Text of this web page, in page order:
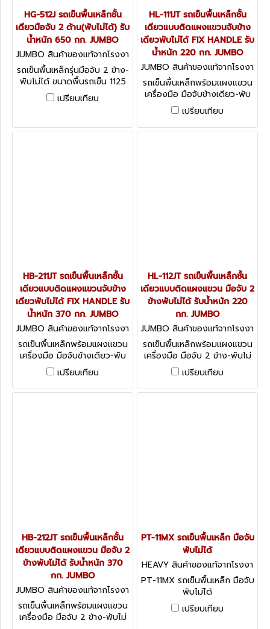
HG-512J รถเข็นพื้นเหล็กชั้น
เดียวมือจับ 2 ด้าน(พับไม่ได้) รับ
น้ำหนัก 650 กก. JUMBO
JUMBO สินค้าของแท้จากโรงงา
นผู้ผลิต HG-512J
รถเข็นพื้นเหล็กรุ่นมือจับ 2 ข้าง-
พับไม่ได้ ขนาดพื้นรถเข็น 1125
x 720 มม.
เปรียบเทียบ
HL-111JT รถเข็นพื้นเหล็กชั้น
เดียวแบบติดแผงแขวนจับข้าง
เดียวพับไม่ได้ FIX HANDLE รับ
น้ำหนัก 220 กก. JUMBO
JUMBO สินค้าของแท้จากโรงงา
นผู้ผลิต HL-111JT
รถเข็นพื้นเหล็กพร้อมแผงแขวน
เครื่องมือ มือจับข้างเดียว-พับ
ไม่ได้ ขนาดพื้นรถเข็น 710 x
450 มม.
เปรียบเทียบ
HB-211JT รถเข็นพื้นเหล็กชั้น
เดียวแบบติดแผงแขวนจับข้าง
เดียวพับไม่ได้ FIX HANDLE รับ
น้ำหนัก 370 กก. JUMBO
JUMBO สินค้าของแท้จากโรงงา
นผู้ผลิต HB-211JT
รถเข็นพื้นเหล็กพร้อมแผงแขวน
เครื่องมือ มือจับข้างเดียว-พับ
ไม่ได้ ขนาดพื้นรถเข็น 880 x
580 มม.
เปรียบเทียบ
HL-112JT รถเข็นพื้นเหล็กชั้น
เดียวแบบติดแผงแขวน มือจับ 2
ข้างพับไม่ได้ รับน้ำหนัก 220
กก. JUMBO
JUMBO สินค้าของแท้จากโรงงา
นผู้ผลิต HL-112JT
รถเข็นพื้นเหล็กพร้อมแผงแขวน
เครื่องมือ มือจับ 2 ข้าง-พับไม่
ได้ ขนาดพื้นรถเข็น 710 x 450
มม.
เปรียบเทียบ
HB-212JT รถเข็นพื้นเหล็กชั้น
เดียวแบบติดแผงแขวน มือจับ 2
ข้างพับไม่ได้ รับน้ำหนัก 370
กก. JUMBO
JUMBO สินค้าของแท้จากโรงงา
นผู้ผลิต HB-212JT
รถเข็นพื้นเหล็กพร้อมแผงแขวน
เครื่องมือ มือจับ 2 ข้าง-พับไม่
PT-11MX รถเข็นพื้นเหล็ก มือจับ
พับไม่ได้
HEAVY สินค้าของแท้จากโรงงา
นผู้ผลิต PT-11MX
PT-11MX รถเข็นพื้นเหล็ก มือจับ
พับไม่ได้
เปรียบเทียบ